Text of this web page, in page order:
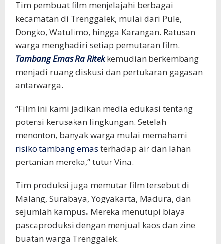
Tim pembuat film menjelajahi berbagai
kecamatan di Trenggalek, mulai dari Pule,
Dongko, Watulimo, hingga Karangan. Ratusan
warga menghadiri setiap pemutaran film.
Tambang Emas Ra Ritekkemudian berkembang
menjadi ruang diskusi dan pertukaran gagasan
antarwarga.
“Film ini kami jadikan media edukasi tentang
potensi kerusakan lingkungan. Setelah
menonton, banyak warga mulai memahami
risiko tambang emas terhadap air dan lahan
pertanian mereka,” tutur Vina.
Tim produksi juga memutar film tersebut di
Malang, Surabaya, Yogyakarta, Madura, dan
sejumlah kampus. Mereka menutupi biaya
pascaproduksi dengan menjual kaos dan zine
buatan warga Trenggalek.